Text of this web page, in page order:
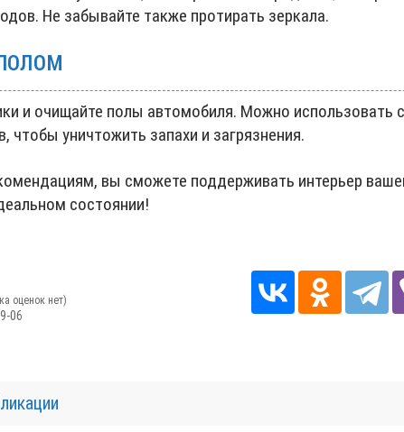
Не забывайте также протирать зеркала.
и очищайте полы автомобиля. Можно использовать
чтобы уничтожить запахи и загрязнения.
вы сможете поддерживать интерьер
состоянии!
оценок нет)
06